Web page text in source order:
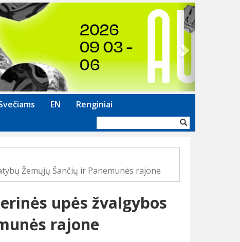
Next
EN Renginiai
forma
Žemųjų Šančių ir Panemunės rajone
upės žvalgybos
rajone